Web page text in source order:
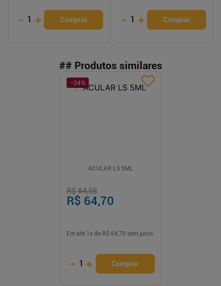
- 1 + Comprar - 1 + Comprar
## Produtos similares
-24%
ACULAR LS 5ML
R$ 84,58
R$ 64,70
Em até 1 x de R$ 64,70 sem juros
- 1 + Comprar